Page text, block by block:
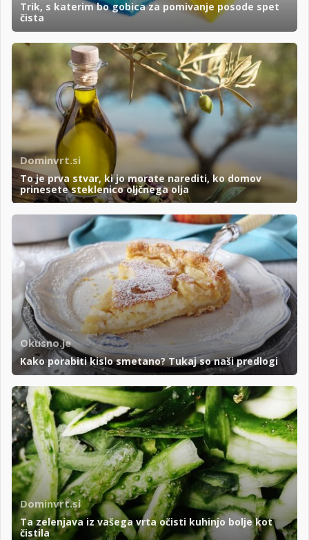
Trik, s katerim bo gobica za pomivanje posode spet
čista
Dominvrt.si
To je prva stvar, ki jo morate narediti, ko domov
prinesete steklenico oljčnega olja
Okusno.je
Kako porabiti kislo smetano? Tukaj so naši predlogi
Dominvrt.si
Ta zelenjava iz vašega vrta očisti kuhinjo bolje kot
čistila